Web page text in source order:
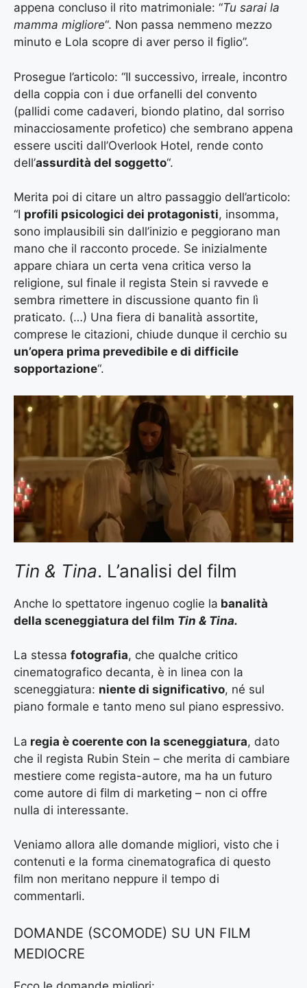
appena concluso il rito matrimoniale: “Tu sarai la
mamma migliore“. Non passa nemmeno mezzo
minuto e Lola scopre di aver perso il figlio”.
Prosegue l’articolo: “Il successivo, irreale, incontro
della coppia con i due orfanelli del convento
(pallidi come cadaveri, biondo platino, dal sorriso
minacciosamente profetico) che sembrano appena
essere usciti dall’Overlook Hotel, rende conto
dell’assurdità del soggetto“.
Merita poi di citare un altro passaggio dell’articolo:
“I profili psicologici dei protagonisti, insomma,
sono implausibili sin dall’inizio e peggiorano man
mano che il racconto procede. Se inizialmente
appare chiara un certa vena critica verso la
religione, sul finale il regista Stein si ravvede e
sembra rimettere in discussione quanto fin lì
praticato. (…) Una fiera di banalità assortite,
comprese le citazioni, chiude dunque il cerchio su
un’opera prima prevedibile e di difficile
sopportazione“.
Tin & Tina. L’analisi del film
Anche lo spettatore ingenuo coglie la banalità
della sceneggiatura del film Tin & Tina.
La stessa fotografia, che qualche critico
cinematografico decanta, è in linea con la
sceneggiatura: niente di significativo, né sul
piano formale e tanto meno sul piano espressivo.
La regia è coerente con la sceneggiatura, dato
che il regista Rubin Stein – che merita di cambiare
mestiere come regista-autore, ma ha un futuro
come autore di film di marketing – non ci offre
nulla di interessante.
Veniamo allora alle domande migliori, visto che i
contenuti e la forma cinematografica di questo
film non meritano neppure il tempo di
commentarli.
DOMANDE (SCOMODE) SU UN FILM
MEDIOCRE